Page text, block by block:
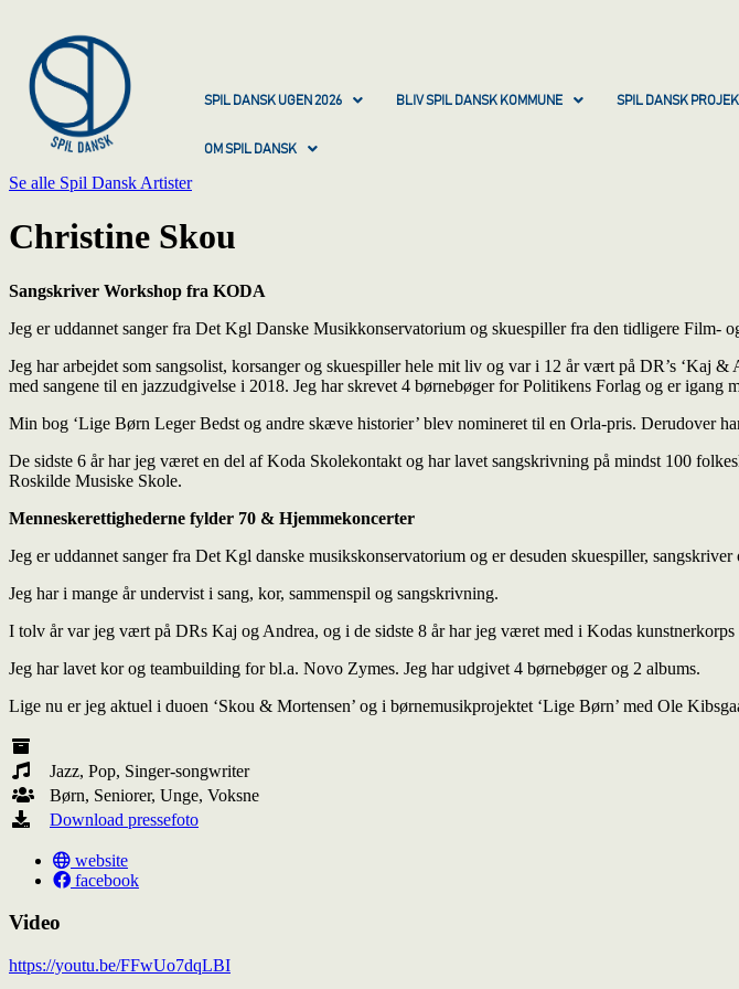
SPIL DANSK UGEN 2026 BLIV SPIL DANSK KOMMUNE SPIL DANSK
OM SPIL DANSK
Se alle Spil Dansk Artister
Christine Skou
Sangskriver Workshop fra KODA
Jeg er uddannet sanger fra Det Kgl Danske Musikkonservatorium og skuespiller fra den tidligere Film-
Jeg har arbejdet som sangsolist, korsanger og skuespiller hele mit liv og var i 12 år vært på DR’s ‘Kaj
med sangene til en jazzudgivelse i 2018. Jeg har skrevet 4 børnebøger for Politikens Forlag og er igang
Min bog ‘Lige Børn Leger Bedst og andre skæve historier’ blev nomineret til en Orla-pris. Derudover
De sidste 6 år har jeg været en del af Koda Skolekontakt og har lavet sangskrivning på mindst 100
Roskilde Musiske Skole.
Menneskerettighederne fylder 70 & Hjemmekoncerter
Jeg er uddannet sanger fra Det Kgl danske musikskonservatorium og er desuden skuespiller, sangskriver
Jeg har i mange år undervist i sang, kor, sammenspil og sangskrivning.
I tolv år var jeg vært på DRs Kaj og Andrea, og i de sidste 8 år har jeg været med i Kodas
Jeg har lavet kor og teambuilding for bl.a. Novo Zymes. Jeg har udgivet 4 børnebøger og 2 albums.
Lige nu er jeg aktuel i duoen ‘Skou & Mortensen’ og i børnemusikprojektet ‘Lige Børn’ med Ole
Jazz, Pop, Singer-songwriter
Børn, Seniorer, Unge, Voksne
Download pressefoto
website
facebook
Video
https://youtu.be/FFwUo7dqLBI